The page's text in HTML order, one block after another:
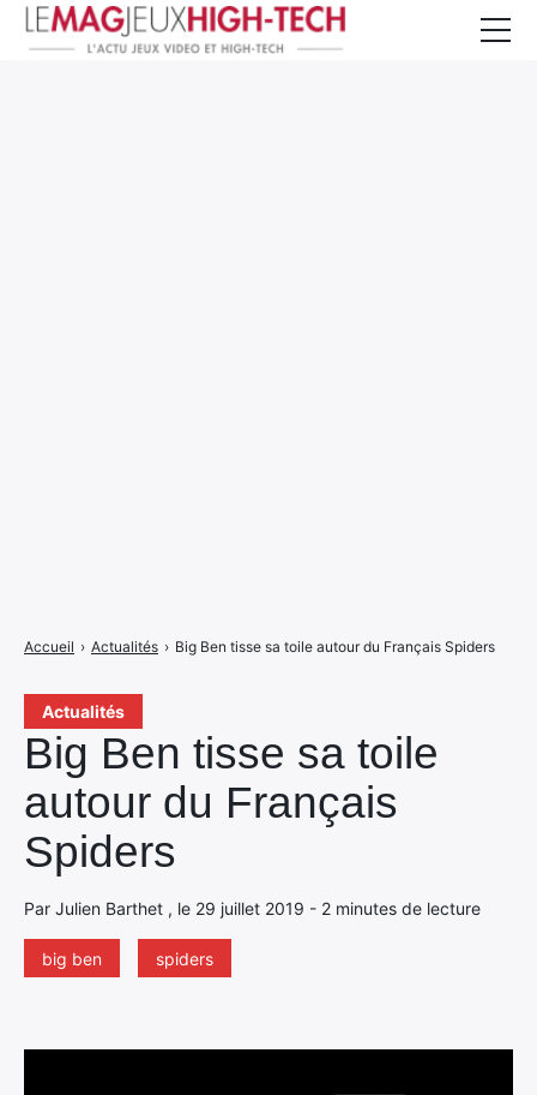
Actualités
Big Ben tisse sa toile
autour du Français
Spiders
Par Julien Barthet , le 29 juillet 2019 - 2 minutes de lecture
big ben spiders
Accueil › Actualités › Big Ben tisse sa toile autour du Français Spiders